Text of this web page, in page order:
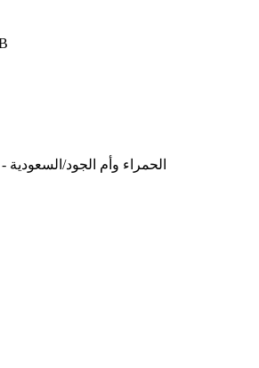
6480, الحمراء وأم الجود/السعودية - مكة